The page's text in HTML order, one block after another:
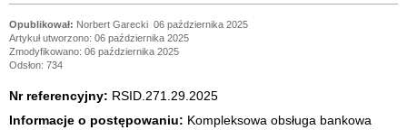
Norbert Garecki 06 października 2025
Artykuł utworzono: 06 października 2025
Zmodyfikowano: 06 października 2025
Odsłon: 734
Nr referencyjny: RSID.271.29.2025
Informacje o postępowaniu: Kompleksowa obsługa bankowa